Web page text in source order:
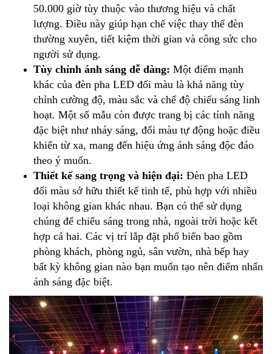
50.000 giờ tùy thuộc vào thương hiệu và chất
lượng. Điều này giúp hạn chế việc thay thế đèn
thường xuyên, tiết kiệm thời gian và công sức cho
người sử dụng.
Tùy chỉnh ánh sáng dễ dàng: Một điểm mạnh
khác của đèn pha LED đổi màu là khả năng tùy
chỉnh cường độ, màu sắc và chế độ chiếu sáng linh
hoạt. Một số mẫu còn được trang bị các tính năng
đặc biệt như nháy sáng, đổi màu tự động hoặc điều
khiển từ xa, mang đến hiệu ứng ánh sáng độc đáo
theo ý muốn.
Thiết kế sang trọng và hiện đại: Đèn pha LED
đổi màu sở hữu thiết kế tinh tế, phù hợp với nhiều
loại không gian khác nhau. Bạn có thể sử dụng
chúng để chiếu sáng trong nhà, ngoài trời hoặc kết
hợp cả hai. Các vị trí lắp đặt phổ biến bao gồm
phòng khách, phòng ngủ, sân vườn, nhà bếp hay
bất kỳ không gian nào bạn muốn tạo nên điểm nhấn
ánh sáng đặc biệt.